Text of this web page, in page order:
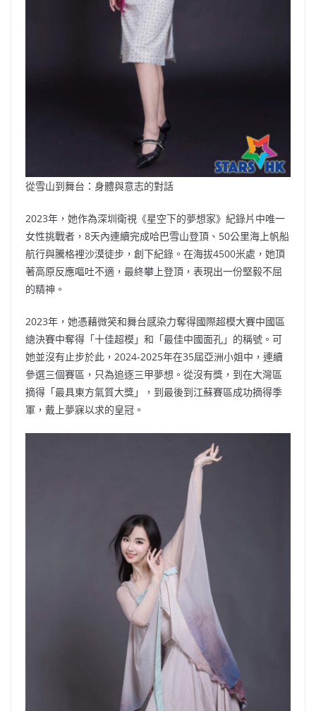
從雪山到舞台：身體與意志的對話
2023年，她作為深圳衛視《星空下的夢想家》紀錄片中唯一
女性挑戰者，8天內連續完成哈巴雪山登頂、50公里海上帆船
航行與騰格裡沙漠徒步，創下紀錄。在海拔4500米處，她頂
著高原反應嘔吐不適，最終攀上登頂，表現出一份堅毅不屈
的精神。
2023年，她憑藉微笑和舞台感染力奪得國際超模大賽中國區
總決賽中奪得「十佳超模」和「最佳中國面孔」的稱號。可
她並沒有止步於此，2024-2025年在35屆亞洲小姐中，連續
參選三個賽區，只為追逐三甲夢想。從沒有獎，到在大灣區
摘得「最具東方氣質大獎」，到最後到江蘇賽區成功摘得季
軍，戴上夢寐以求的皇冠。